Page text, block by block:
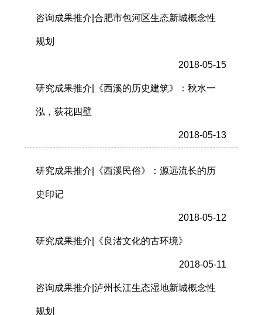
咨询成果推介|合肥市包河区生态新城概念性
规划
2018-05-15
研究成果推介|《西溪的历史建筑》：秋水一
泓，荻花四壁
2018-05-13
研究成果推介|《西溪民俗》：源远流长的历
史印记
2018-05-12
研究成果推介|《良渚文化的古环境》
2018-05-11
咨询成果推介|泸州长江生态湿地新城概念性
规划